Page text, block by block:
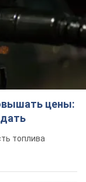
цены:
топлива